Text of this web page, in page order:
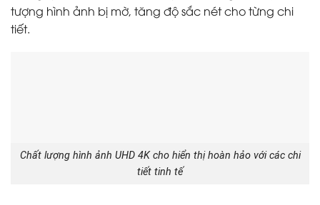
tượng hình ảnh bị mờ, tăng độ sắc nét cho từng chi
tiết.
Chất lượng hình ảnh UHD 4K cho hiển thị hoàn hảo với các chi
tiết tinh tế